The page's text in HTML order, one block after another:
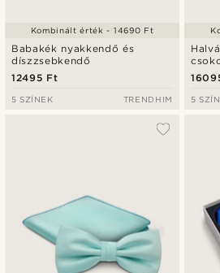
Babakék nyakkendő és
díszzsebkendő
12495 Ft
Kombinált érték - 14690 Ft
5 SZÍNEK TRENDHIM 5